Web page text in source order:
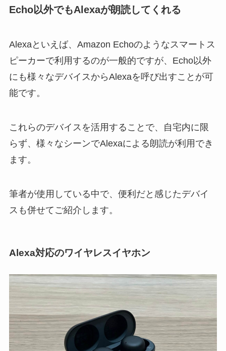
Echo以外でもAlexaが朗読してくれる
Alexaといえば、Amazon Echoのようなスマートス
ピーカーで利用するのが一般的ですが、Echo以外
にも様々なデバイスからAlexaを呼び出すことが可
能です。
これらのデバイスを活用することで、自宅内に限
らず、様々なシーンでAlexaによる朗読が利用でき
ます。
筆者が使用している中で、便利だと感じたデバイ
スも併せてご紹介します。
Alexa対応のワイヤレスイヤホン